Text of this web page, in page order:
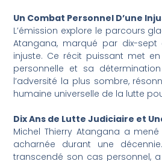
Un Combat Personnel D’une
L’émission explore le parcours
Atangana, marqué par dix-
injuste. Ce récit puissant met
personnelle et sa
l’adversité la plus sombre,
humaine universelle de la lutte
Dix Ans de Lutte Judiciaire et
Michel Thierry Atangana a
acharnée durant une
transcendé son cas personnel,